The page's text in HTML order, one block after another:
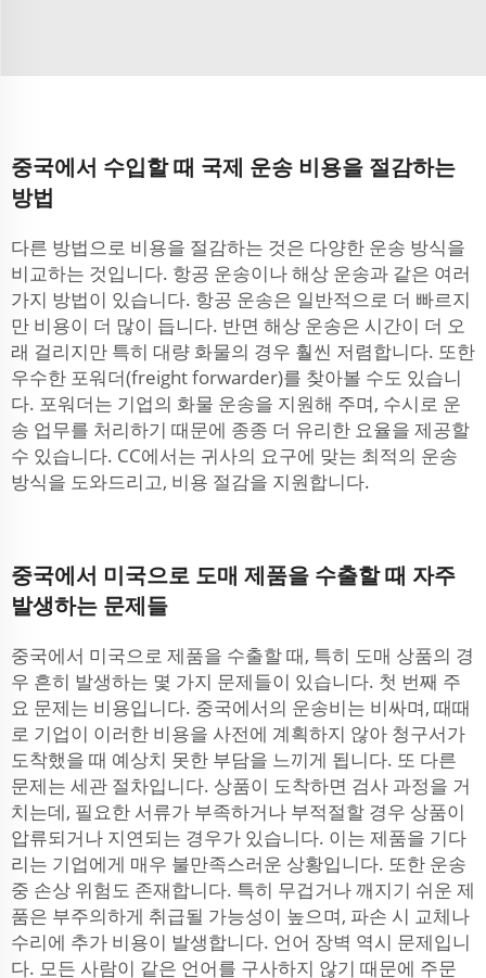
중국에서 수입할 때 국제 운송 비용을 절감하는
방법
다른 방법으로 비용을 절감하는 것은 다양한 운송 방식을
비교하는 것입니다. 항공 운송이나 해상 운송과 같은 여러
가지 방법이 있습니다. 항공 운송은 일반적으로 더 빠르지
만 비용이 더 많이 듭니다. 반면 해상 운송은 시간이 더 오
래 걸리지만 특히 대량 화물의 경우 훨씬 저렴합니다. 또한
우수한 포워더(freight forwarder)를 찾아볼 수도 있습니
다. 포워더는 기업의 화물 운송을 지원해 주며, 수시로 운
송 업무를 처리하기 때문에 종종 더 유리한 요율을 제공할
수 있습니다. CC에서는 귀사의 요구에 맞는 최적의 운송
방식을 도와드리고, 비용 절감을 지원합니다.
중국에서 미국으로 도매 제품을 수출할 때 자주
발생하는 문제들
중국에서 미국으로 제품을 수출할 때, 특히 도매 상품의 경
우 흔히 발생하는 몇 가지 문제들이 있습니다. 첫 번째 주
요 문제는 비용입니다. 중국에서의 운송비는 비싸며, 때때
로 기업이 이러한 비용을 사전에 계획하지 않아 청구서가
도착했을 때 예상치 못한 부담을 느끼게 됩니다. 또 다른
문제는 세관 절차입니다. 상품이 도착하면 검사 과정을 거
치는데, 필요한 서류가 부족하거나 부적절할 경우 상품이
압류되거나 지연되는 경우가 있습니다. 이는 제품을 기다
리는 기업에게 매우 불만족스러운 상황입니다. 또한 운송
중 손상 위험도 존재합니다. 특히 무겁거나 깨지기 쉬운 제
품은 부주의하게 취급될 가능성이 높으며, 파손 시 교체나
수리에 추가 비용이 발생합니다. 언어 장벽 역시 문제입니
다. 모든 사람이 같은 언어를 구사하지 않기 때문에 주문